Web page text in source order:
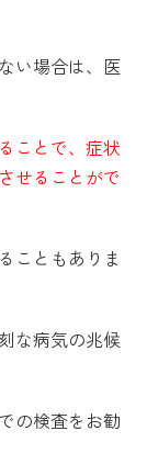
い場合は、医
ことで、症状
せることがで
こともありま
な病気の兆候
の検査をお勧